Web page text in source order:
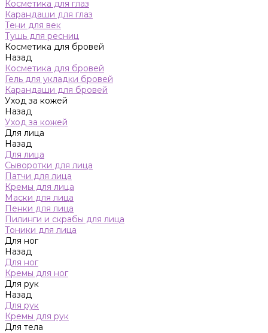
Косметика для глаз
Карандаши для глаз
Тени для век
Тушь для ресниц
Косметика для бровей
Назад
Косметика для бровей
Гель для укладки бровей
Карандаши для бровей
Уход за кожей
Назад
Уход за кожей
Для лица
Назад
Для лица
Сыворотки для лица
Патчи для лица
Кремы для лица
Маски для лица
Пенки для лица
Пилинги и скрабы для лица
Тоники для лица
Для ног
Назад
Для ног
Кремы для ног
Для рук
Назад
Для рук
Кремы для рук
Для тела